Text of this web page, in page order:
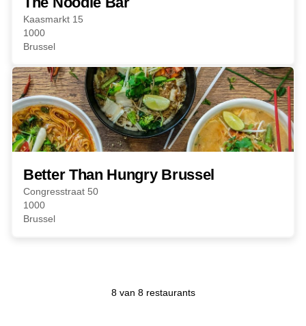
Kaasmarkt 15
1000
Brussel
Better Than Hungry Brussel
Congresstraat 50
1000
Brussel
8 van 8 restaurants